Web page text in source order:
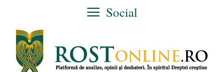
conținut
Social